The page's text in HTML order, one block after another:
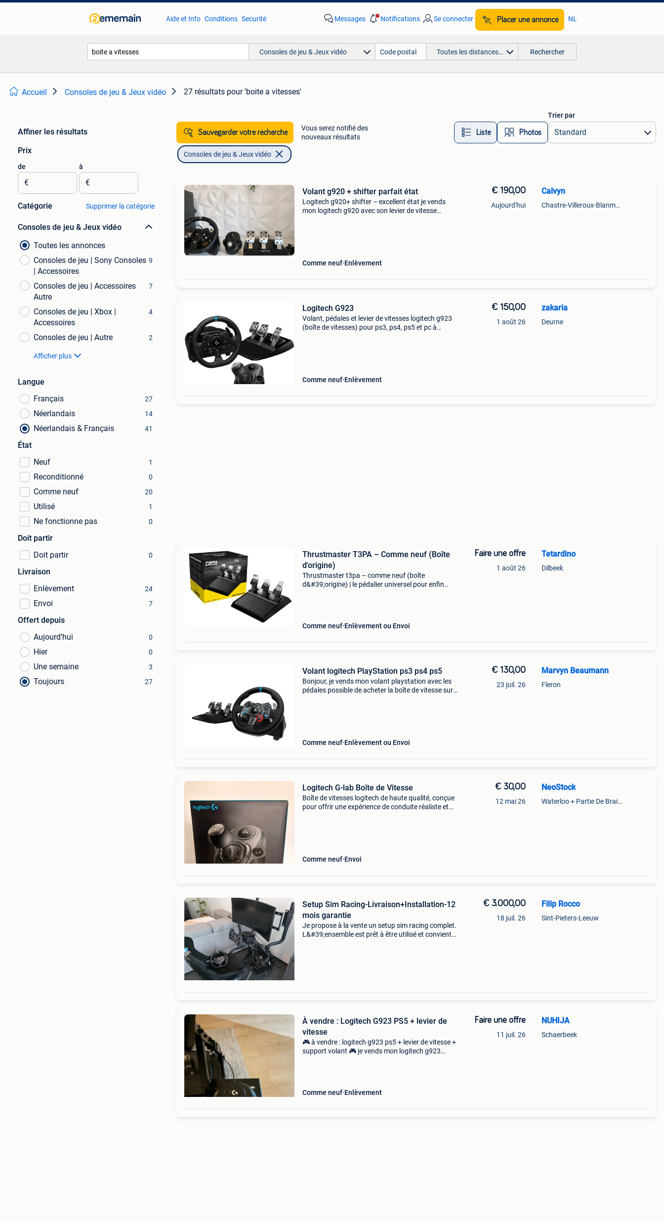
Aide et Info Conditions Securité Messages Notifications Se connecter Placer une annonce NL
Consoles de jeu & Jeux vidéo Toutes les distances… Rechercher
Accueil Consoles de jeu & Jeux vidéo 27 résultats pour 'boite a vitesses'
Affiner les résultats
Prix
de
€
à
€
Catégorie Supprimer la catégorie
Consoles de jeu & Jeux vidéo
Toutes les annonces
Consoles de jeu | Sony Consoles
| Accessoires
9
Consoles de jeu | Accessoires
Autre
7
Consoles de jeu | Xbox |
Accessoires
4
Consoles de jeu | Autre 2
Afficher plus
Langue
Français
27
Néerlandais 14
Néerlandais & Français 41
État
Neuf
1
Reconditionné 0
Comme neuf 20
Utilisé 1
Ne fonctionne pas 0
Doit partir
Doit partir
0
Livraison
Enlèvement
24
Envoi 7
Offert depuis
Aujourd’hui
0
Hier 0
Une semaine 3
Toujours 27
Sauvegarder votre recherche
Vous serez notifié des
nouveaux résultats
Liste Photos
Trier par
Consoles de jeu & Jeux vidéo
Volant g920 + shifter parfait état
Logitech g920+ shifter – excellent état je vends
mon logitech g920 avec son levier de vitesse
Comme neuf Enlèvement
€ 190,00
Aujourd'hui
Calvyn
Chastre-Villeroux-Blanmont
Logitech G923
Volant, pédales et levier de vitesses logitech g923
(boîte de vitesses) pour ps3, ps4, ps5 et pc à
Comme neuf Enlèvement
€ 150,00
1 août 26
zakaria
Deurne
Thrustmaster T3PA – Comme neuf (Boîte
d'origine)
Thrustmaster t3pa – comme neuf (boîte
d&#39;origine) | le pédalier universel pour enfin
Comme neuf Enlèvement ou Envoi
Faire une offre
1 août 26
Tetardino
Dilbeek
Volant logitech PlayStation ps3 ps4 ps5
Bonjour, je vends mon volant playstation avec les
pédales possible de acheter la boîte de vitesse sur
Comme neuf Enlèvement ou Envoi
€ 130,00
23 juil. 26
Marvyn Beaumann
Fleron
Logitech G-lab Boîte de Vitesse
Boîte de vitesses logitech de haute qualité, conçue
pour offrir une expérience de conduite réaliste et
Comme neuf Envoi
€ 30,00
12 mai 26
NeoStock
Waterloo + Partie De Braine-L'Alleud, De Ohain
Setup Sim Racing-Livraison+Installation-12
mois garantie
Je propose à la vente un setup sim racing complet.
L&#39;ensemble est prêt à être utilisé et convient
€ 3.000,00
18 juil. 26
Filip Rocco
Sint-Pieters-Leeuw
À vendre : Logitech G923 PS5 + levier de
vitesse
🎮 à vendre : logitech g923 ps5 + levier de vitesse +
support volant 🎮 je vends mon logitech g923
Comme neuf Enlèvement
Faire une offre
11 juil. 26
NUHIJA
Schaerbeek